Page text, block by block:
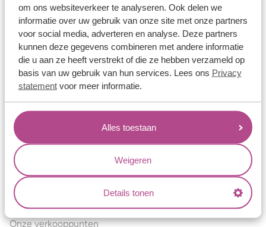
om ons websiteverkeer te analyseren. Ook delen we
informatie over uw gebruik van onze site met onze partners
voor social media, adverteren en analyse. Deze partners
kunnen deze gegevens combineren met andere informatie
die u aan ze heeft verstrekt of die ze hebben verzameld op
basis van uw gebruik van hun services. Lees ons Privacy
statementvoor meer informatie.
Alles toestaan
Weigeren
Details tonen
Over ons
Aller Spanninga
Historie
Certificaten
Blogs
Jouw voordelen
Conflictvrije Materialen
Oneindig veel mogelijkheden
Kwaliteit
Juweliers & Contact
Onze verkooppunten